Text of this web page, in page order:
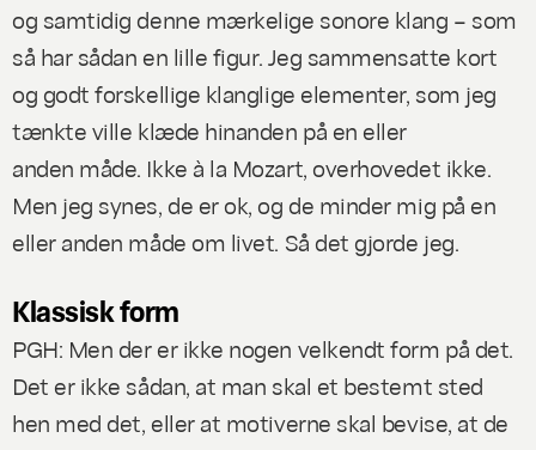
og samtidig denne mærkelige sonore klang – som
så har sådan en lille figur. Jeg sammensatte kort
og godt forskellige klanglige elementer, som jeg
tænkte ville klæde hinanden på en eller
anden måde. Ikke à la Mozart, overhovedet ikke.
Men jeg synes, de er ok, og de minder mig på en
eller anden måde om livet. Så det gjorde jeg.
Klassisk form
PGH: Men der er ikke nogen velkendt form på det.
Det er ikke sådan, at man skal et bestemt sted
hen med det, eller at motiverne skal bevise, at de